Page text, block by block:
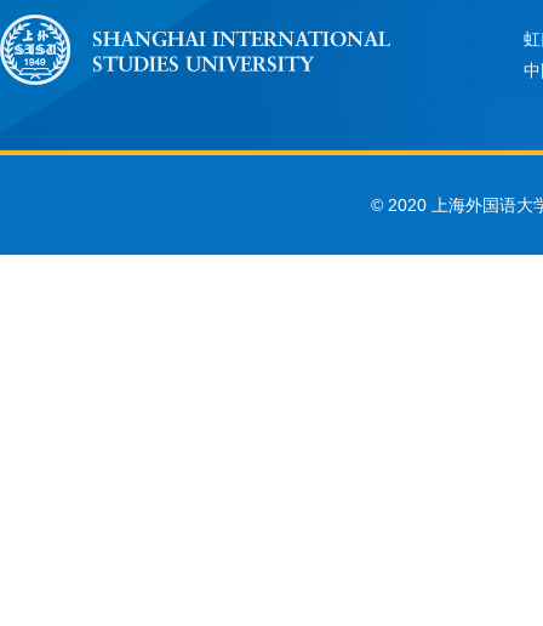
© 2020 上海外国语大